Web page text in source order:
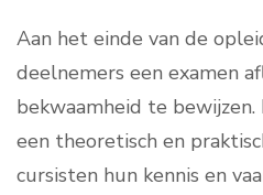
Aan het einde van de
deelnemers een examen
bekwaamheid te
een theoretisch en
cursisten hun kennis en